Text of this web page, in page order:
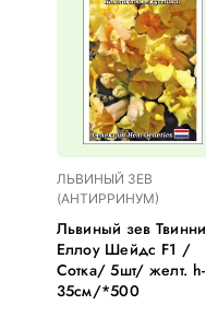
ЛЬВИНЫЙ ЗЕВ
(АНТИРРИНУМ)
Львиный зев Твинни
Еллоу Шейдс F1 /
Сотка/ 5шт/ желт. h-
35см/*500